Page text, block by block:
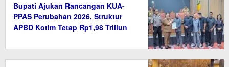
Bupati Ajukan Rancangan KUA-
PPAS Perubahan 2026, Struktur
APBD Kotim Tetap Rp1,98 Triliun